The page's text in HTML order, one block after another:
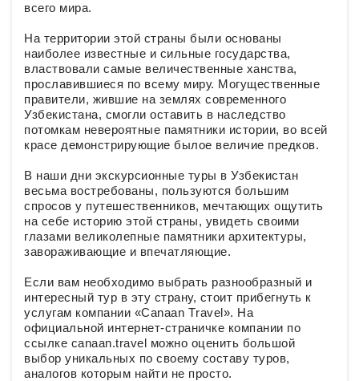
всего мира.
На территории этой страны были основаны
наиболее известные и сильные государства,
властвовали самые величественные ханства,
прославившиеся по всему миру. Могущественные
правители, жившие на землях современного
Узбекистана, смогли оставить в наследство
потомкам невероятные памятники истории, во всей
красе демонстрирующие былое величие предков.
В наши дни экскурсионные туры в Узбекистан
весьма востребованы, пользуются большим
спросов у путешественников, мечтающих ощутить
на себе историю этой страны, увидеть своими
глазами великолепные памятники архитектуры,
завораживающие и впечатляющие.
Если вам необходимо выбрать разнообразный и
интересный тур в эту страну, стоит прибегнуть к
услугам компании «Сanaan Тravel». На
официальной интернет-страничке компании по
ссылке canaan.travel можно оценить большой
выбор уникальных по своему составу туров,
аналогов которым найти не просто.